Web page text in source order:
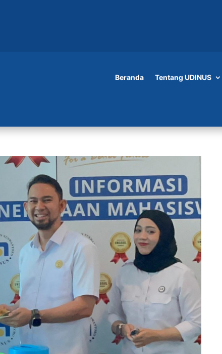
Beranda Tentang UDINUS